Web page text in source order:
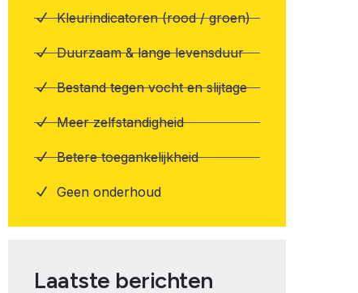
Kleurindicatoren (rood / groen)
Duurzaam & lange levensduur
Bestand tegen vocht en slijtage
Meer zelfstandigheid
Betere toegankelijkheid
Geen onderhoud
Laatste berichten